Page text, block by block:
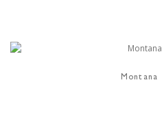
Montana